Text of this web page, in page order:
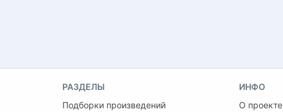
РАЗДЕЛЫ
Подборки произведений
ИНФО
О проекте